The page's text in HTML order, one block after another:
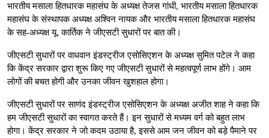
भारतीय मसाला हितधारक महासंघ के अध्यक्ष तेजस गांधी, भारतीय मसाला हितधारक
महासंघ के संस्थापक अध्यक्ष अश्विन नायक और भारतीय मसाला हितधारक महासंघ
के सह-अध्यक्ष यू. कार्तिक ने जीएसटी सुधारों पर बात की।
जीएसटी सुधारों पर वाधवान इंडस्ट्रीज एसोसिएशन के अध्यक्ष सुमित पटेल ने कहा
कि केंद्र सरकार द्वारा शुरू किए गए जीएसटी सुधारों से महत्वपूर्ण लाभ होंगे। आम
लोगों की बचत होगी और उनका जीवन खुशहाल होगा।
जीएसटी सुधारों पर साणंद इंडस्ट्रीज एसोसिएशन के अध्यक्ष अजीत शाह ने कहा कि
हम जीएसटी सुधारों का स्वागत करते हैं। इन सुधारों से मध्यम वर्ग को बहुत लाभ
होगा। केंद्र सरकार ने जो कदम उठाया है, इससे आम जन जीवन को बड़े पैमाने पर